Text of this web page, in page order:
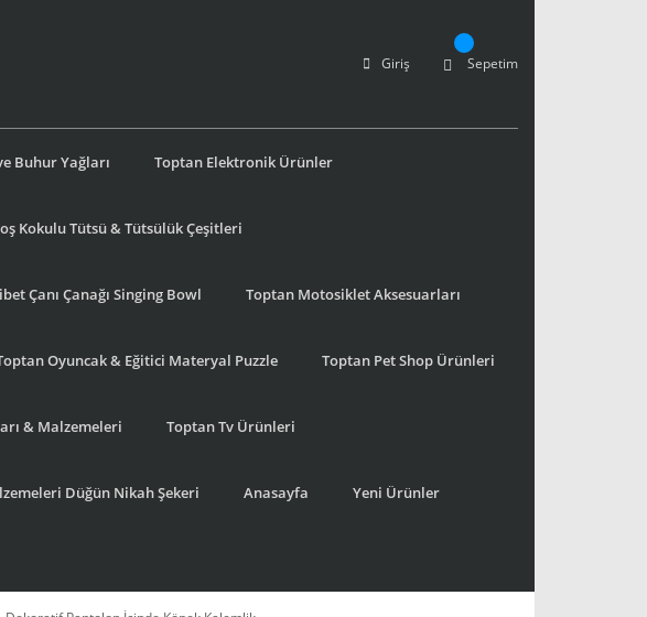
Giriş Sepetim
Buhur Yağları Toptan Elektronik Ürünler
Kokulu Tütsü & Tütsülük Çeşitleri
Çanı Çanağı Singing Bowl Toptan Motosiklet Aksesuarları
Oyuncak & Eğitici Materyal Puzzle Toptan Pet Shop Ürünleri
& Malzemeleri Toptan Tv Ürünleri
Düğün Nikah Şekeri Anasayfa Yeni Ürünler